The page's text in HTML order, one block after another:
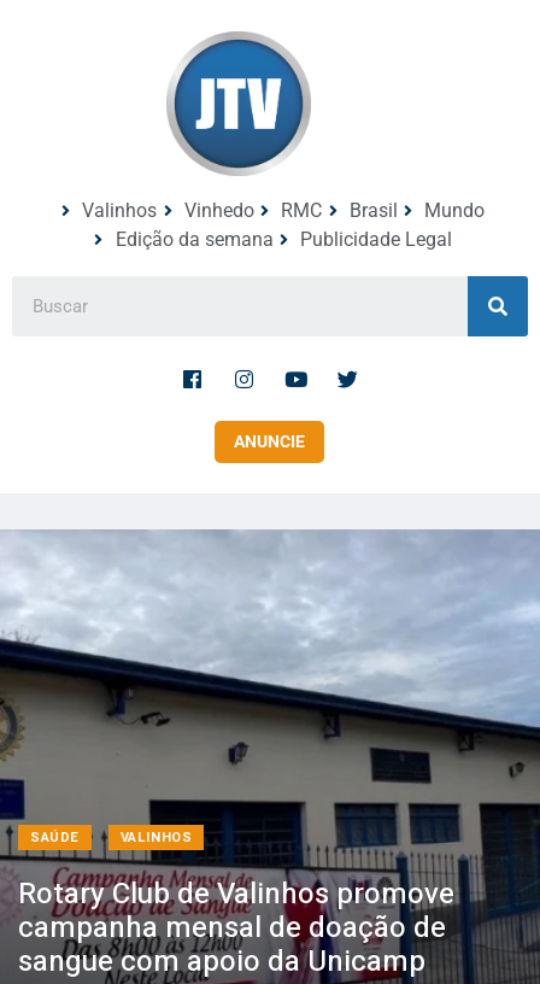
Valinhos Vinhedo RMC Brasil
Mundo
Edição da semana
Publicidade Legal
ANUNCIE
SAÚDE VALINHOS
Rotary Club de Valinhos promove
campanha mensal de doação de
sangue com apoio da Unicamp